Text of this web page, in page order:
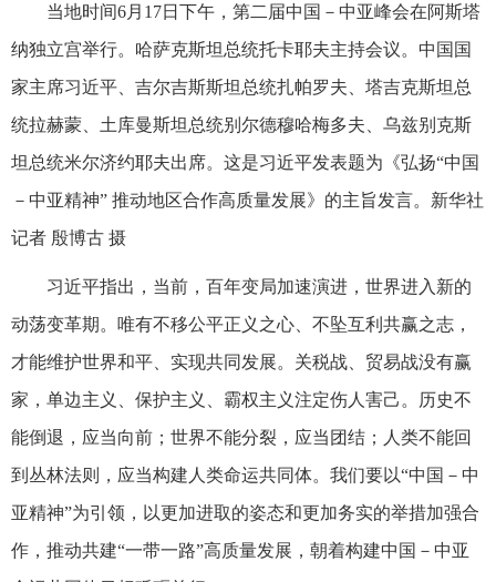
当地时间6月17日下午，第二届中国－中亚峰会在阿斯塔
纳独立宫举行。哈萨克斯坦总统托卡耶夫主持会议。中国国
家主席习近平、吉尔吉斯斯坦总统扎帕罗夫、塔吉克斯坦总
统拉赫蒙、土库曼斯坦总统别尔德穆哈梅多夫、乌兹别克斯
坦总统米尔济约耶夫出席。这是习近平发表题为《弘扬“中国
－中亚精神” 推动地区合作高质量发展》的主旨发言。新华社
记者 殷博古 摄
习近平指出，当前，百年变局加速演进，世界进入新的
动荡变革期。唯有不移公平正义之心、不坠互利共赢之志，
才能维护世界和平、实现共同发展。关税战、贸易战没有赢
家，单边主义、保护主义、霸权主义注定伤人害己。历史不
能倒退，应当向前；世界不能分裂，应当团结；人类不能回
到丛林法则，应当构建人类命运共同体。我们要以“中国－中
亚精神”为引领，以更加进取的姿态和更加务实的举措加强合
作，推动共建“一带一路”高质量发展，朝着构建中国－中亚